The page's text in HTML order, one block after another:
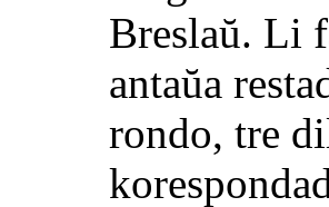
Breslaŭ. Li
antaŭa
rondo, tre